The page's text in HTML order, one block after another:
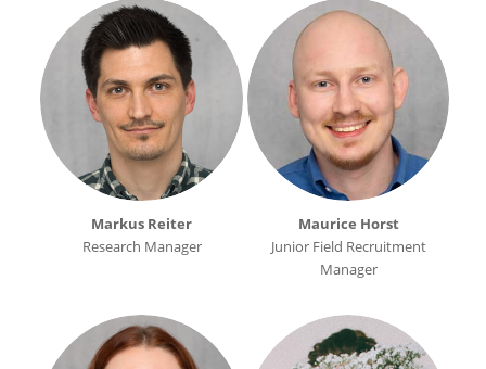
Markus Reiter
Research Manager
Maurice Horst
Junior Field Recruitment
Manager